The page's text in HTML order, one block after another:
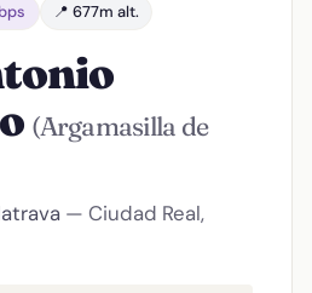
📍 677m alt.
(Argamasilla de
— Ciudad Real,